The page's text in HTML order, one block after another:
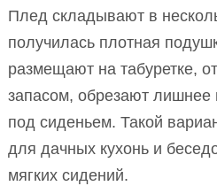
Плед складывают в
получилась плотная
размещают на табуретке,
запасом, обрезают лишнее
под сиденьем. Такой
для дачных кухонь и
мягких сидений.